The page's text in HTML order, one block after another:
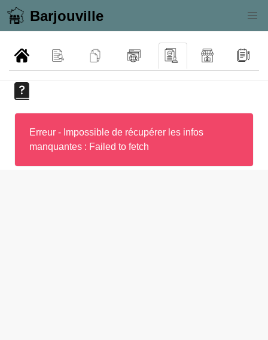
Barjouville
Erreur - Impossible de récupérer les infos
manquantes : Failed to fetch